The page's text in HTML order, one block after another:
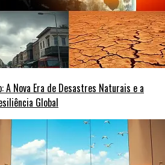
A Nova Era de Desastres Naturais e a
Global